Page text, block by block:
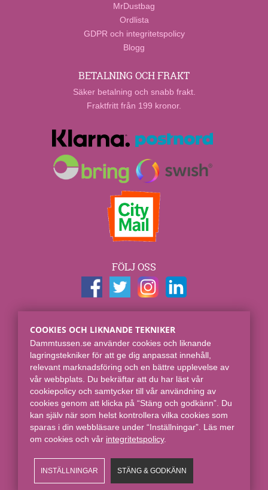
MrDustbag
Ordlista
GDPR och integritetspolicy
Blogg
BETALNING OCH FRAKT
Säker betalning och snabb frakt.
Fraktfritt från 199 kronor.
FÖLJ OSS
Spjut E-commerce Group AB
Skaraborgsgatan 7
118 46 Stockholm
Online sedan 2008.
COOKIES OCH LIKNANDE TEKNIKER
Dammtussen.se använder cookies och liknande
lagringstekniker för att ge dig anpassat innehåll,
relevant marknadsföring och en bättre upplevelse av
vår webbplats. Du bekräftar att du har läst vår
cookiepolicy och samtycker till vår användning av
cookies genom att klicka på “Stäng och godkänn”. Du
kan själv när som helst kontrollera vilka cookies som
sparas i din webbläsare under “Inställningar”. Läs mer
om cookies och vår integritetspolicy​.
INSTÄLLNINGAR STÄNG & GODKÄNN